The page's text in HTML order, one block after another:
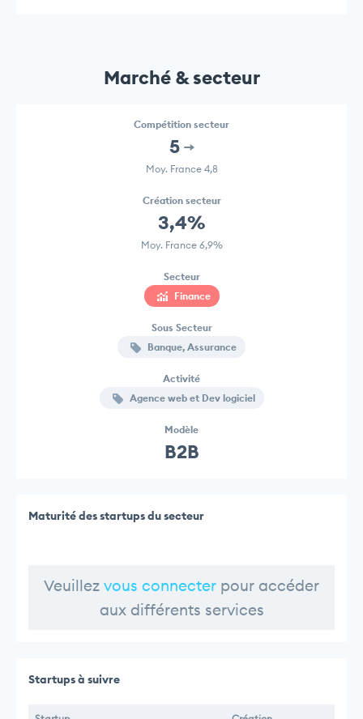
Marché & secteur
Compétition secteur
5
Moy. France 4,8
Création secteur
3,4%
Moy. France 6,9%
Secteur
Finance
Sous Secteur
Banque, Assurance
Activité
Agence web et Dev logiciel
Modèle
B2B
Maturité des startups du secteur
Veuillez vous connecter pour accéder
aux différents services
Startups à suivre